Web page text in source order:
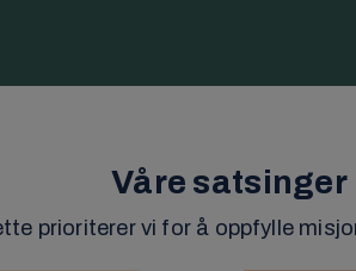
Våre satsinger
prioriterer vi for å oppfylle